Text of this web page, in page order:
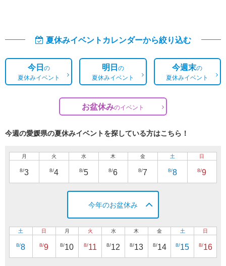
夏休みイベントカレンダーから絞り込む
今日の
夏休みイベント
明日の
夏休みイベント
今週末の
夏休みイベント
お盆休みのイベント
今週の愛媛県の夏休みイベントを探している方はこちら！
月
8/3
火
8/4
水
8/5
木
8/6
金
8/7
土
8/8
日
8/9
今年のお盆休み
土
8/8
日
8/9
月
8/10
火
8/11
水
8/12
木
8/13
金
8/14
土
8/15
日
8/16